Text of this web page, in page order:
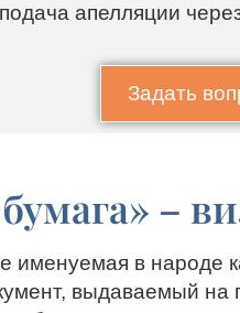
апелляции
Задать
–
именуемая в народе
выдаваемый на